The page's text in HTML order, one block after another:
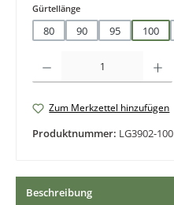
Gürtellängeauswählen
80 90 95 100
Zum Merkzettel hinzufügen
Produktnummer: LG3902-100
Beschreibung